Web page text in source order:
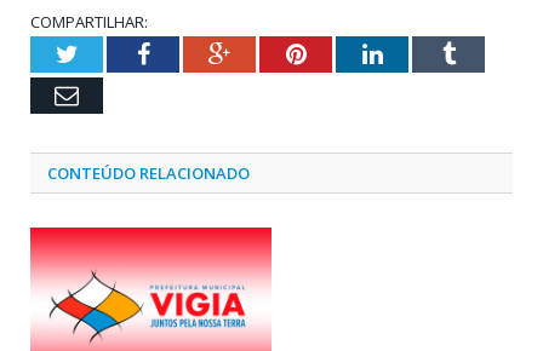
COMPARTILHAR:
TwitterFacebookGoogle+PinterestLinkedInTumblr
Email
CONTEÚDO RELACIONADO